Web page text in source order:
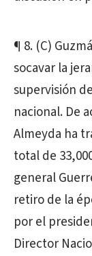
¶ 8. (C)
socavar la
supervisión
nacional. De
Almeyda ha
total de
general
retiro de la
por el
Director